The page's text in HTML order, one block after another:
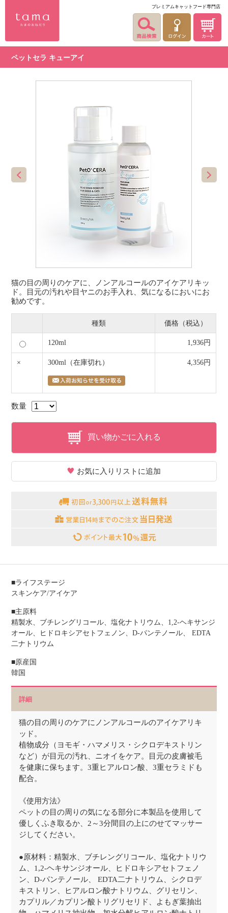
プレミアムキャットフード専門店
ペットセラ キューアイ
猫の目の周りのケアに、ノンアルコールのアイケアリキッ
ド。目元の汚れや目ヤニのお手入れ、気になるにおいにお
勧めです。
種類 価格（税込）
120ml 1,936円
× 300ml （在庫切れ） 4,356円
数量
買い物かごに入れる
お気に入りリストに追加
■ライフステージ
スキンケア/アイケア
■主原料
精製水、ブチレングリコール、塩化ナトリウム、1,2-ヘキサンジ
オール、ヒドロキシアセトフェノン、D-パンテノール、 EDTA
二ナトリウム
■原産国
韓国
詳細
猫の目の周りのケアにノンアルコールのアイケアリキ
ッド。
植物成分（ヨモギ・ハマメリス・シクロデキストリン
など）が目元の汚れ、ニオイをケア。目元の皮膚被毛
を健康に保ちます。3重ヒアルロン酸、3重セラミドも
配合。
《使用方法》
ペットの目の周りの気になる部分に本製品を使用して
優しくふき取るか、2～3分間目の上にのせてマッサー
ジしてください。
●原材料：精製水、ブチレングリコール、塩化ナトリウ
ム、1,2-ヘキサンジオール、ヒドロキシアセトフェノ
ン、D-パンテノール、 EDTA二ナトリウム、シクロデ
キストリン、ヒアルロン酸ナトリウム、グリセリン、
カプリル／カプリン酸トリグリセリド、よもぎ葉抽出